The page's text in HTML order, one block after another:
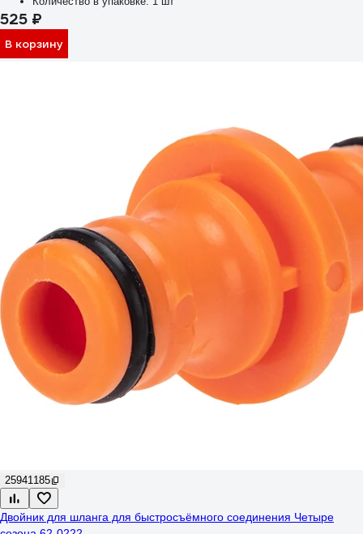
525 ₽
В корзину
25941185
Двойник для шланга для быстросъёмного соединения Четыре